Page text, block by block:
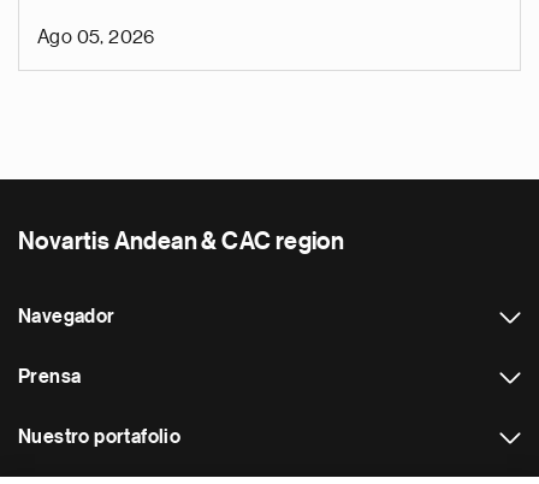
Ago 05, 2026
Novartis Andean & CAC region
Navegador
Prensa
Nuestro portafolio